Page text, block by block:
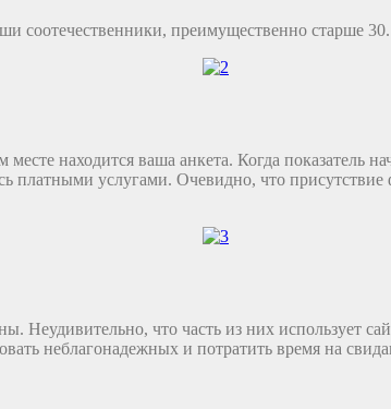
преимущественно старше 30.
находится ваша анкета. Когда показатель
платными услугами. Очевидно, что
Неудивительно, что часть из них использует
неблагонадежных и потратить время на